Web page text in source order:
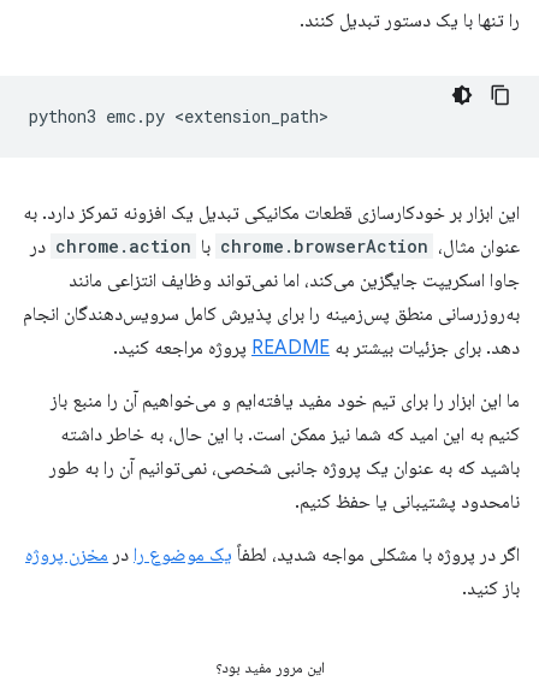
را تنها با یک دستور تبدیل کنند.
python3 emc.py
این ابزار بر خودکارسازی قطعات مکانیکی تبدیل یک افزونه تمرکز دارد. به
عنوان مثال، chrome.browserAction با chrome.action در
جاوا اسکریپت جایگزین می‌کند، اما نمی‌تواند وظایف انتزاعی مانند
به‌روزرسانی منطق پس‌زمینه را برای پذیرش کامل سرویس‌دهندگان انجام
دهد. برای جزئیات بیشتر به README پروژه مراجعه کنید.
ما این ابزار را برای تیم خود مفید یافته‌ایم و می‌خواهیم آن را منبع باز
کنیم به این امید که شما نیز ممکن است. با این حال، به خاطر داشته
باشید که به عنوان یک پروژه جانبی شخصی، نمی‌توانیم آن را به طور
نامحدود پشتیبانی یا حفظ کنیم.
اگر در پروژه با مشکلی مواجه شدید، لطفاً یک موضوع را در مخزن پروژه
باز کنید.
این مرور مفید بود؟